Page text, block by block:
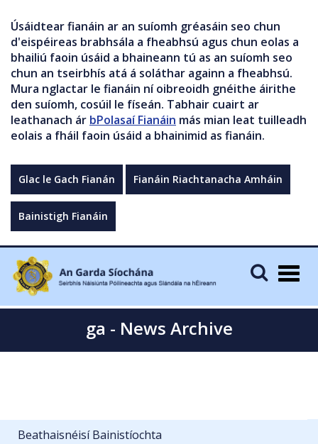
Úsáidtear fianáin ar an suíomh gréasáin seo chun
d'eispéireas brabhsála a fheabhsú agus chun eolas a
bhailiú faoin úsáid a bhaineann tú as an suíomh seo
chun an tseirbhís atá á soláthar againn a fheabhsú.
Mura nglactar le fianáin ní oibreoidh gnéithe áirithe
den suíomh, cosúil le físeán. Tabhair cuairt ar
leathanach ár bPolasaí Fianáin más mian leat tuilleadh
eolais a fháil faoin úsáid a bhainimid as fianáin.
Glac le Gach Fianán Fianáin Riachtanacha Amháin
Bainistigh Fianáin
ga - News Archive
Beathaisnéisí Bainistíochta